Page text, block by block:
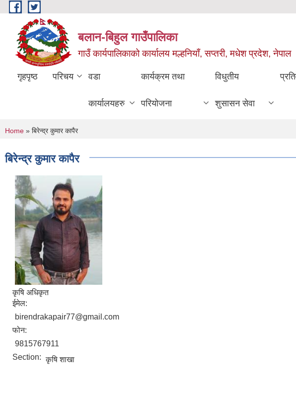
Skip to main content
बलान-बिहुल गाउँपालिका
गाउँ कार्यपालिकाको कार्यालय मल्हनियाँ, सप्तरी, मधेश प्रदेश, नेपाल
गृहपृष्ठ परिचय वडा
कार्यालयहरु
कार्यक्रम तथा
परियोजना
विधुतीय
शुसासन सेवा
You are here
Home » बिरेन्द्र कुमार कापैर
बिरेन्द्र कुमार कापैर
कृषि अधिकृत
ईमेल:
birendrakapair77@gmail.com
फोन:
9815767911
Section: कृषि शाखा